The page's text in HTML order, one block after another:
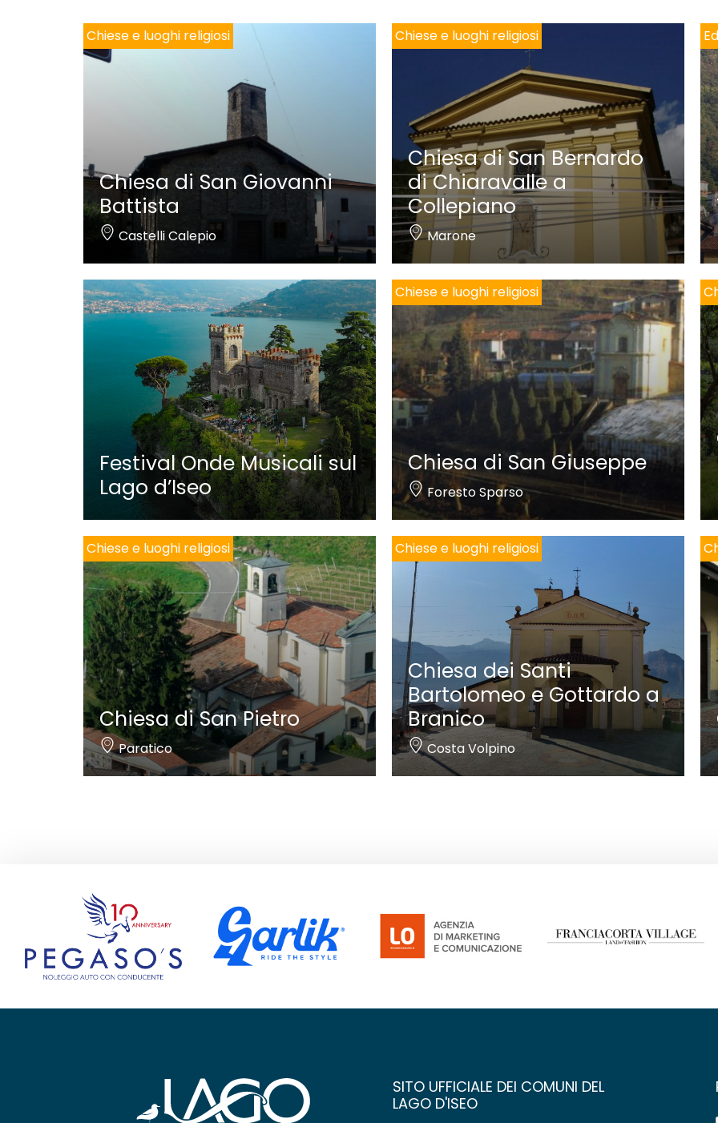
Chiese e luoghi religiosi
Chiesa di San Giovanni
Battista
Castelli Calepio
Chiese e luoghi religiosi
Chiesa di San Bernardo
di Chiaravalle a
Collepiano
Marone
Festival Onde Musicali sul
Lago d’Iseo
Chiese e luoghi religiosi
Chiesa di San Giuseppe
Foresto Sparso
Chiese e luoghi religiosi
Chiesa di San Pietro
Paratico
Chiese e luoghi religiosi
Chiesa dei Santi
Bartolomeo e Gottardo a
Branico
Costa Volpino
SITO UFFICIALE DEI COMUNI DEL
LAGO D'ISEO